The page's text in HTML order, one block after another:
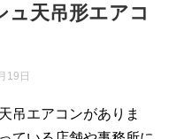
天吊形エアコ
19日
吊エアコンがありま